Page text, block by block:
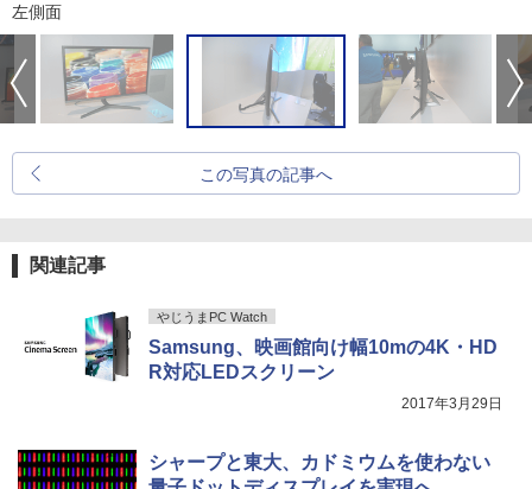
左側面
この写真の記事へ
関連記事
やじうまPC Watch
Samsung、映画館向け幅10mの4K・HD
R対応LEDスクリーン
2017年3月29日
シャープと東大、カドミウムを使わない